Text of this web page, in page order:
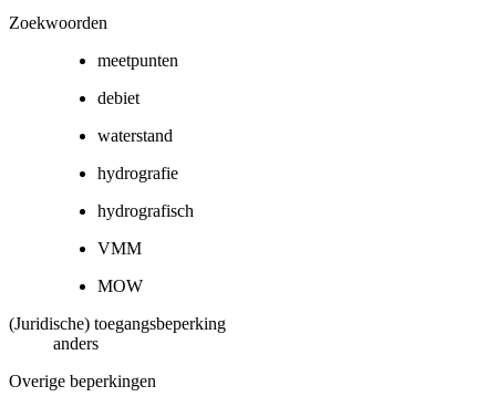
Zoekwoorden
meetpunten
debiet
waterstand
hydrografie
hydrografisch
VMM
MOW
(Juridische) toegangsbeperking
anders
Overige beperkingen